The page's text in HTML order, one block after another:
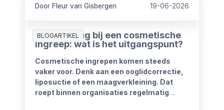
iemand bereikbaar? En hoe blijft het werk
Door Fleur van Gisbergen 19-06-2026
BLOGARTIKEL
Ziekmelding bij een cosmetische
ingreep: wat is het uitgangspunt?
Cosmetische ingrepen komen steeds
vaker voor. Denk aan een ooglidcorrectie,
liposuctie of een maagverkleining. Dat
roept binnen organisaties regelmatig